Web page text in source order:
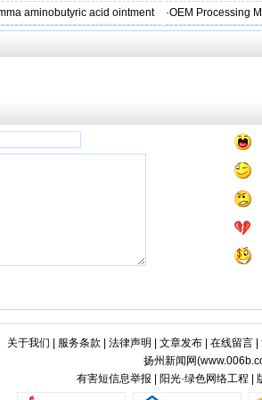
aminobutyric acid ointment ·OEM Processing
关于我们 服务条款 法律声明 文章发布| 在线留言|
扬州新闻网(
有害短信息举报 | 阳光·绿色网络工程 |